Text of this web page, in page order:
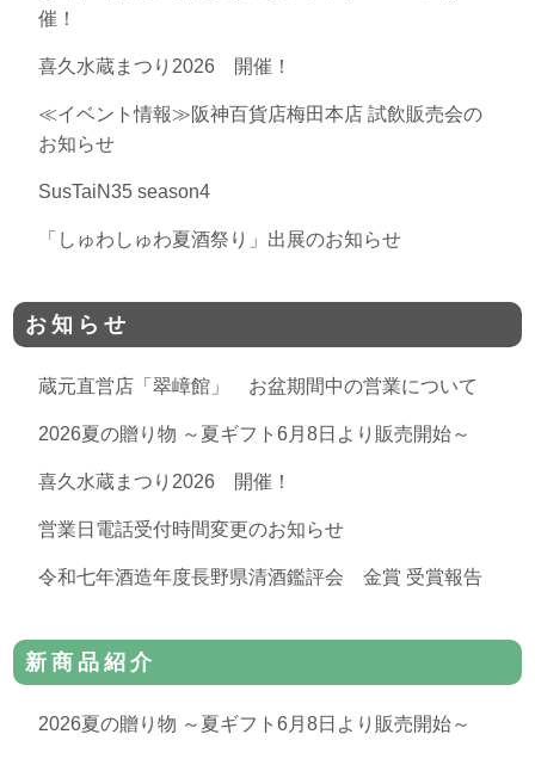
催！
喜久水蔵まつり2026 開催！
≪イベント情報≫阪神百貨店梅田本店 試飲販売会の
お知らせ
SusTaiN35 season4
「しゅわしゅわ夏酒祭り」出展のお知らせ
お知らせ
蔵元直営店「翠嶂館」 お盆期間中の営業について
2026夏の贈り物 ～夏ギフト6月8日より販売開始～
喜久水蔵まつり2026 開催！
営業日電話受付時間変更のお知らせ
令和七年酒造年度長野県清酒鑑評会 金賞 受賞報告
新商品紹介
2026夏の贈り物 ～夏ギフト6月8日より販売開始～